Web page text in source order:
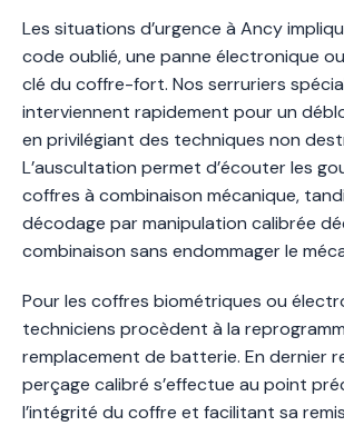
Les situations d’urgence à Ancy
code oublié, une panne électronique
clé du coffre-fort. Nos serruriers
interviennent rapidement pour un
en privilégiant des techniques non
L’auscultation permet d’écouter les
coffres à combinaison mécanique,
décodage par manipulation calibrée
combinaison sans endommager le
Pour les coffres biométriques ou
techniciens procèdent à la
remplacement de batterie. En dernier
perçage calibré s’effectue au point
l’intégrité du coffre et facilitant sa